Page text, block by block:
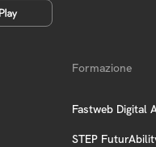
Formazione
Fastweb Digital
STEP